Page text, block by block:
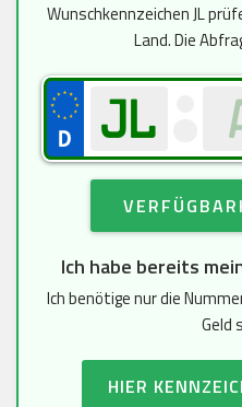
Wunschkennzeichen JL
Land. Die
Ich habe bereits
Ich benötige nur die
Geld
HIER